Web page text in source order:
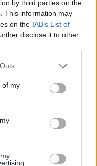
by third parties on the
This information may
on the IAB’s List of
disclose it to other
one or more Google
You may click to
its third-party tags to
in below Google
of my
Lisztes Krisztián Instagram